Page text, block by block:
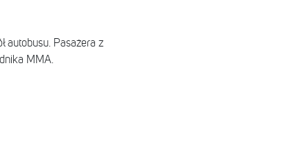
autobusu. Pasażera z
MMA.